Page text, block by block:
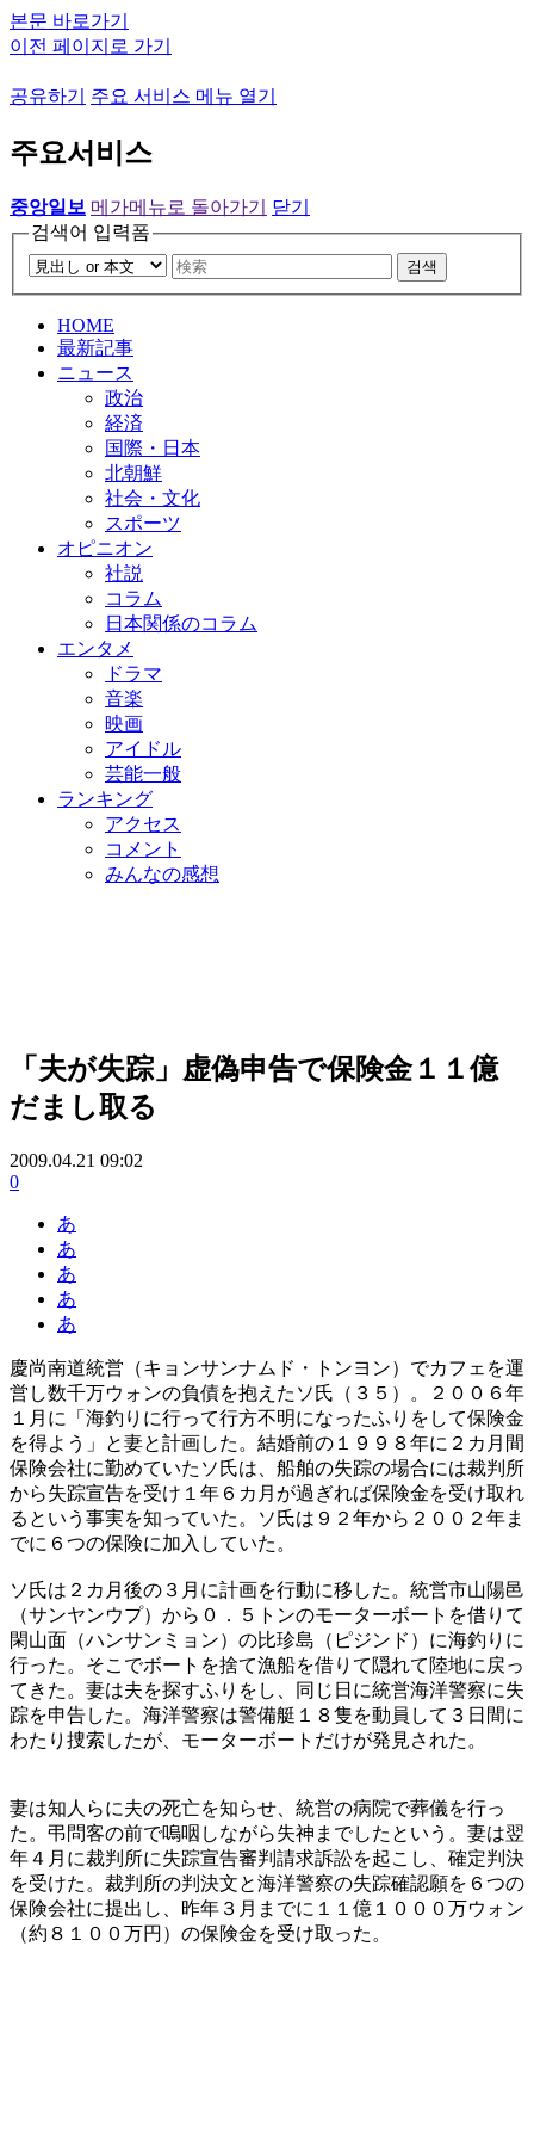
본문 바로가기
이전 페이지로 가기
공유하기 주요 서비스 메뉴 열기
주요서비스
중앙일보 메가메뉴로 돌아가기
닫기
검색어 입력폼
검색
HOME
最新記事
ニュース
政治
経済
国際・日本
北朝鮮
社会・文化
スポーツ
オピニオン
社説
コラム
日本関係のコラム
エンタメ
ドラマ
音楽
映画
アイドル
芸能一般
ランキング
アクセス
コメント
みんなの感想
「夫が失踪」虚偽申告で保険金１１億
だまし取る
2009.04.21 09:02
0
あ
あ
あ
あ
あ
慶尚南道統営（キョンサンナムド・トンヨン）でカフェを運
営し数千万ウォンの負債を抱えたソ氏（３５）。２００６年
１月に「海釣りに行って行方不明になったふりをして保険金
を得よう」と妻と計画した。結婚前の１９９８年に２カ月間
保険会社に勤めていたソ氏は、船舶の失踪の場合には裁判所
から失踪宣告を受け１年６カ月が過ぎれば保険金を受け取れ
るという事実を知っていた。ソ氏は９２年から２００２年ま
でに６つの保険に加入していた。
ソ氏は２カ月後の３月に計画を行動に移した。統営市山陽邑
（サンヤンウプ）から０．５トンのモーターボートを借りて
閑山面（ハンサンミョン）の比珍島（ピジンド）に海釣りに
行った。そこでボートを捨て漁船を借りて隠れて陸地に戻っ
てきた。妻は夫を探すふりをし、同じ日に統営海洋警察に失
踪を申告した。海洋警察は警備艇１８隻を動員して３日間に
わたり捜索したが、モーターボートだけが発見された。
妻は知人らに夫の死亡を知らせ、統営の病院で葬儀を行っ
た。弔問客の前で嗚咽しながら失神までしたという。妻は翌
年４月に裁判所に失踪宣告審判請求訴訟を起こし、確定判決
を受けた。裁判所の判決文と海洋警察の失踪確認願を６つの
保険会社に提出し、昨年３月までに１１億１０００万ウォン
（約８１００万円）の保険金を受け取った。